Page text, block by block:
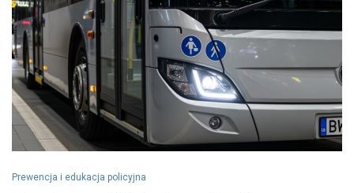
Prewencja i edukacja policyjna